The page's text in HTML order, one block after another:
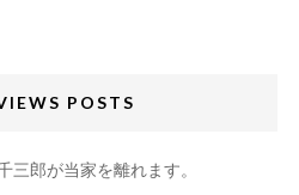
POSTS
三郎が当家を離れます。